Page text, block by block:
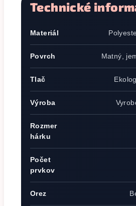
Technické
Materiál
Povrch Matný,
Tlač
Výroba
Rozmer
hárku
Počet
prvkov
Orez